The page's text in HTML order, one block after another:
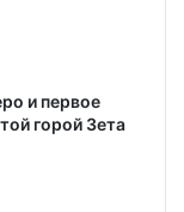
и первое
горой Зета